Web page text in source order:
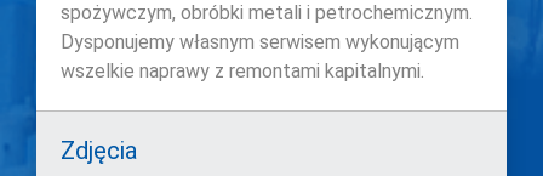
spożywczym, obróbki metali i petrochemicznym.
Dysponujemy własnym serwisem wykonującym
wszelkie naprawy z remontami kapitalnymi.
Zdjęcia